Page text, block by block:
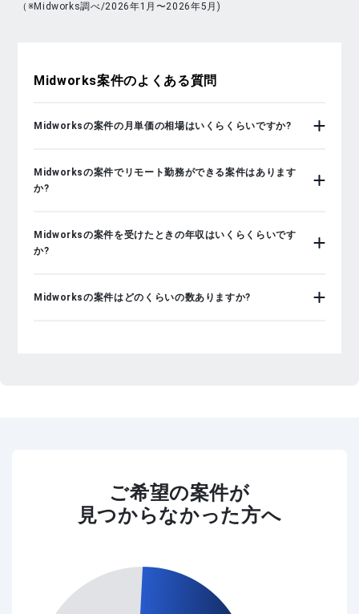
（※Midworks調べ/2026年1月〜2026年5月)
Midworks案件のよくある質問
Midworksの案件の月単価の相場はいくらくらいですか?
Midworksの案件でリモート勤務ができる案件はあります
か?
Midworksの案件を受けたときの年収はいくらくらいです
か?
Midworksの案件はどのくらいの数ありますか?
ご希望の案件が
見つからなかった方へ